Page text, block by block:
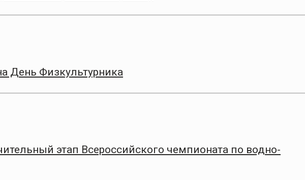
День Физкультурника
этап Всероссийского чемпионата по водно-